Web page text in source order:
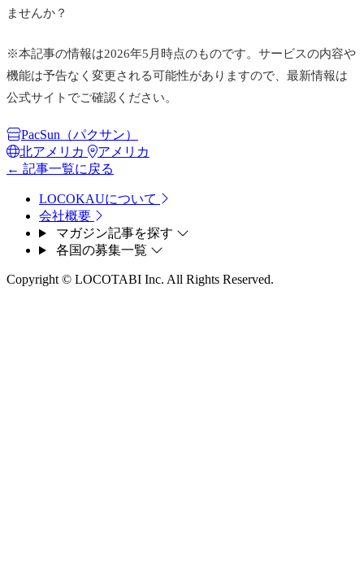
ませんか？
※本記事の情報は2026年5月時点のものです。サービスの内容や
機能は予告なく変更される可能性がありますので、最新情報は
公式サイトでご確認ください。
PacSun（パクサン）
北アメリカ
アメリカ
← 記事一覧に戻る
LOCOKAUについて
会社概要
マガジン記事を探す
各国の募集一覧
Copyright © LOCOTABI Inc. All Rights Reserved.